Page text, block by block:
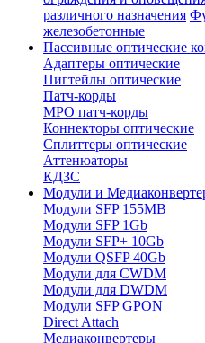
различного назначения
железобетонные
Пассивные оптические
Адаптеры оптические
Пигтейлы оптические
Патч-корды
MPO патч-корды
Коннекторы оптические
Сплиттеры оптические
Аттенюаторы
КДЗС
Модули и
Модули SFP 155MB
Модули SFP 1Gb
Модули SFP+ 10Gb
Модули QSFP 40Gb
Модули для CWDM
Модули для DWDM
Модули SFP GPON
Direct Attach
Медиаконвертеры